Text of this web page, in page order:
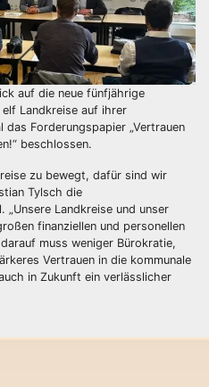
auf die neue fünfjährige
Landkreise auf ihrer
Forderungspapier „Vertrauen
beschlossen.
zu bewegt, dafür sind wir
Tylsch die
„Unsere Landkreise und unser
finanziellen und personellen
muss weniger Bürokratie,
Vertrauen in die kommunale
in Zukunft ein verlässlicher